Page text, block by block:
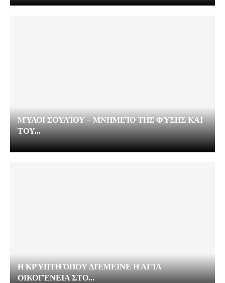
ΜΎΛΟΙ ΣΟΥΛΊΟΥ – ΜΝΗΜΕΊΟ ΤΗΣ ΦΎΣΗΣ ΚΑΙ
ΤΟΥ...
Η ΚΡΎΠΤΗ ΌΠΟΥ ΔΙΈΜΕΙΝΕ Η ΑΓΊΑ
ΟΙΚΟΓΈΝΕΙΑ ΣΤΟ...